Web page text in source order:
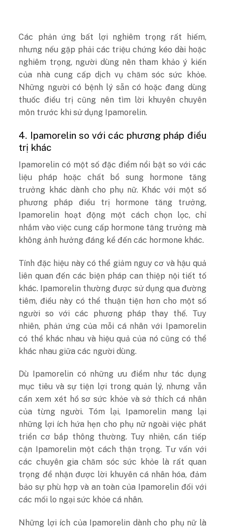
Các phản ứng bất lợi nghiêm trọng rất hiếm,
nhưng nếu gặp phải các triệu chứng kéo dài hoặc
nghiêm trọng, người dùng nên tham khảo ý kiến
của nhà cung cấp dịch vụ chăm sóc sức khỏe.
Những người có bệnh lý sẵn có hoặc đang dùng
thuốc điều trị cũng nên tìm lời khuyên chuyên
môn trước khi sử dụng Ipamorelin.
4. Ipamorelin so với các phương pháp điều
trị khác
Ipamorelin có một số đặc điểm nổi bật so với các
liệu pháp hoặc chất bổ sung hormone tăng
trưởng khác dành cho phụ nữ. Khác với một số
phương pháp điều trị hormone tăng trưởng,
Ipamorelin hoạt động một cách chọn lọc, chỉ
nhắm vào việc cung cấp hormone tăng trưởng mà
không ảnh hưởng đáng kể đến các hormone khác.
Tính đặc hiệu này có thể giảm nguy cơ và hậu quả
liên quan đến các biện pháp can thiệp nội tiết tố
khác. Ipamorelin thường được sử dụng qua đường
tiêm, điều này có thể thuận tiện hơn cho một số
người so với các phương pháp thay thế. Tuy
nhiên, phản ứng của mỗi cá nhân với Ipamorelin
có thể khác nhau và hiệu quả của nó cũng có thể
khác nhau giữa các người dùng.
Dù Ipamorelin có những ưu điểm như tác dụng
mục tiêu và sự tiện lợi trong quản lý, nhưng vẫn
cần xem xét hồ sơ sức khỏe và sở thích cá nhân
của từng người. Tóm lại, Ipamorelin mang lại
những lợi ích hứa hẹn cho phụ nữ ngoài việc phát
triển cơ bắp thông thường. Tuy nhiên, cần tiếp
cận Ipamorelin một cách thận trọng. Tư vấn với
các chuyên gia chăm sóc sức khỏe là rất quan
trọng để nhận được lời khuyên cá nhân hóa, đảm
bảo sự phù hợp và an toàn của Ipamorelin đối với
các mối lo ngại sức khỏe cá nhân.
Những lợi ích của Ipamorelin dành cho phụ nữ là